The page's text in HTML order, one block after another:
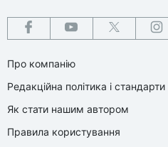
Про компанію
Редакційна політика і стандарти
Як стати нашим автором
Правила користування